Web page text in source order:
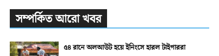
সম্পর্কিত আরো খবর
৫৪ রানে অলআউট হয়ে ইনিংসে হারল টাইগাররা